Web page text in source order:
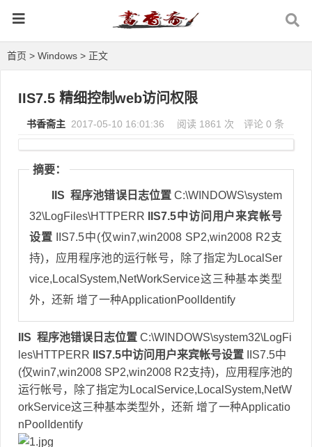
首页 > Windows > 正文
IIS7.5 精细控制web访问权限
书香斋主 2017-05-10 16:01:36 阅读 1861 次 评论 0 条
摘要：
IIS 程序池错误日志位置
32\LogFiles\HTTPERR
IIS7.5中访问用户来宾帐号
设置
持)，应用程序池的运行帐号，除了指定为LocalSer
vice,LocalSystem,NetWorkService这三种基本类型
外，还新 增了一种ApplicationPoolIdentify
IIS 程序池错误日志位置 C:\WINDOWS\system32\LogFi
les\HTTPERR
IIS7.5中访问用户来宾帐号设置 IIS7.5中
(仅win7,win2008 SP2,win2008 R2支持)，应用程序池的
运行帐号，除了指定为LocalService,LocalSystem,NetW
orkService这三种基本类型外，还新 增了一种Applicatio
nPoolIdentify